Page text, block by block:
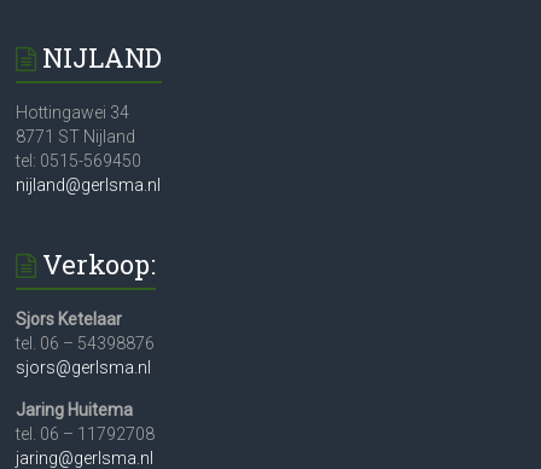
NIJLAND
Hottingawei 34
8771 ST Nijland
tel: 0515-569450
nijland@gerlsma.nl
Verkoop:
Sjors Ketelaar
tel. 06 – 54398876
sjors@gerlsma.nl
Jaring Huitema
tel. 06 – 11792708
jaring@gerlsma.nl